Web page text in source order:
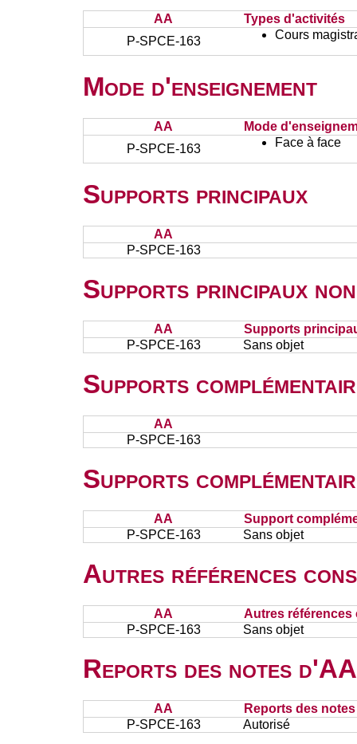
AA
Types d'activités
P-SPCE-163
Cours
Mode d'enseignement
AA
Mode
P-SPCE-163
Face à face
Supports principaux
AA
P-SPCE-163
Supports principaux
AA
Supports
P-SPCE-163
Sans objet
Supports
AA
P-SPCE-163
Supports
AA
Support
P-SPCE-163
Sans objet
Autres références
AA
Autres références
P-SPCE-163
Sans objet
Reports des notes
AA
Reports des
P-SPCE-163
Autorisé